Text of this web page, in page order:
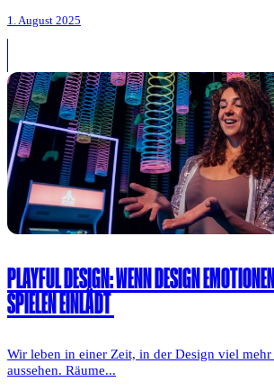
1. August 2025
PLAYFUL DESIGN: WENN DESIGN
SPIELEN EINLÄDT
Wir leben in einer Zeit, in der Design viel mehr
aussehen. Räume...